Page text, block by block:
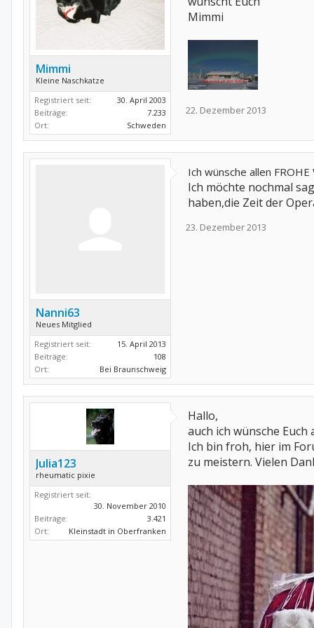
Mimmi
Kleine Naschkatze
Registriert seit:
30. April 2003
Beiträge:
7.233
Ort:
Schweden
Mimmi
22. Dezember 2013
Nanni63
Neues Mitglied
Registriert seit:
15. April 2013
Beiträge:
108
Ort:
Bei Braunschweig
Ich wünsche allen
Ich möchte nochmal
haben,die Zeit der
23. Dezember 2013
Julia123
rheumatic pixie
Registriert seit:
30. November 2010
Beiträge:
3.421
Ort:
Kleinstadt in Oberfranken
Hallo,
auch ich wünsche
Ich bin froh, hier im
zu meistern. Vielen